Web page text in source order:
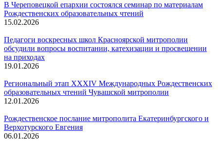
В Череповецкой епархии состоялся семинар по материалам
Рождественских образовательных чтений
15.02.2026
Педагоги воскресных школ Красноярской митрополии
обсудили вопросы воспитании, катехизации и просвещении
на приходах
19.01.2026
Региональный этап XXXIV Международных Рождественских
образовательных чтений Чувашской митрополии
12.01.2026
Рождественское послание митрополита Екатеринбургского и
Верхотурского Евгения
06.01.2026